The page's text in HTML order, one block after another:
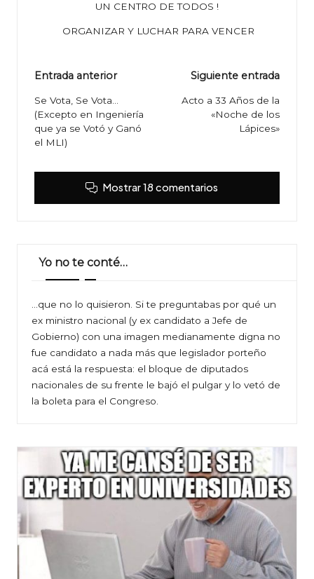
UN CENTRO DE TODOS !
ORGANIZAR Y LUCHAR PARA VENCER
Navegación
de
entradas
Entrada anterior
Se Vota, Se Vota…
(Excepto en Ingeniería
que ya se Votó y Ganó
el MLI)
Siguiente entrada
Acto a 33 Años de la
«Noche de los
Lápices»
Mostrar 18 comentarios
Yo no te conté…
…que no lo quisieron. Si te preguntabas por qué un
ex ministro nacional (y ex candidato a Jefe de
Gobierno) con una imagen medianamente digna no
fue candidato a nada más que legislador porteño
acá está la respuesta: el bloque de diputados
nacionales de su frente le bajó el pulgar y lo vetó de
la boleta para el Congreso.